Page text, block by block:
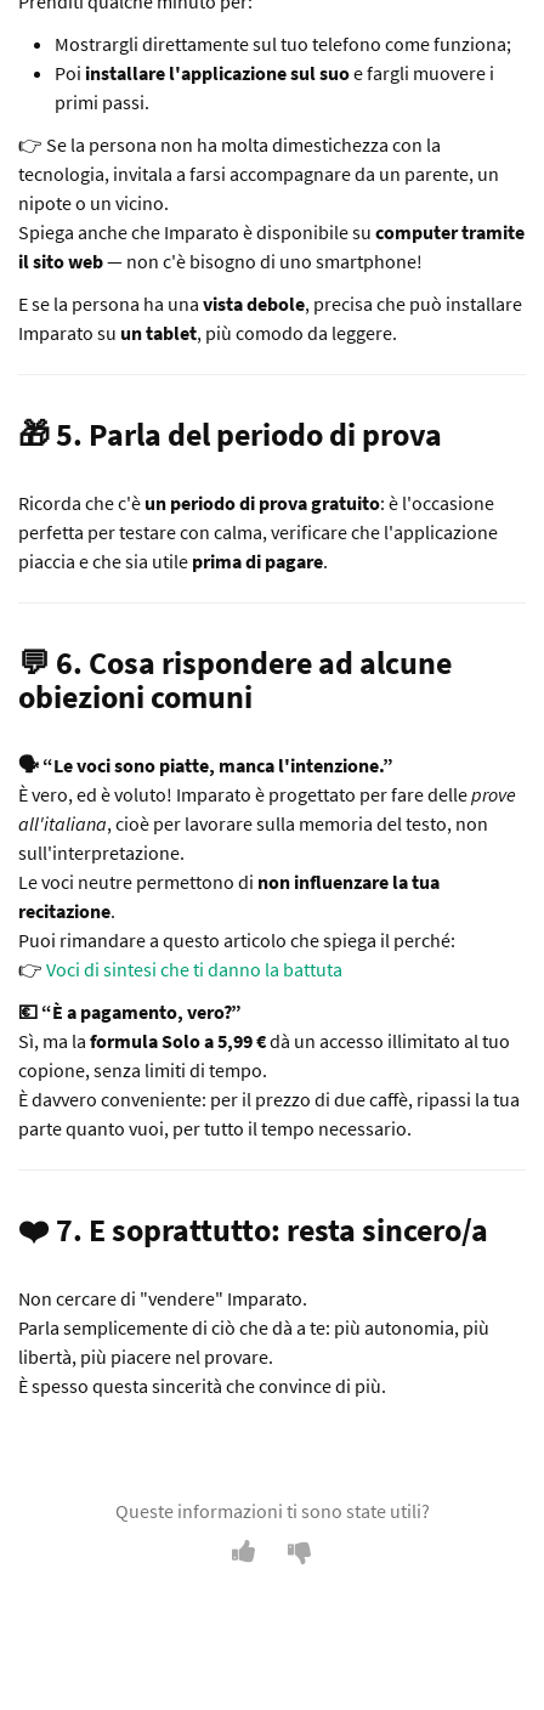
Mostrargli direttamente sul tuo telefono come funziona;
Poi installare l'applicazione sul suoe fargli muovere i
primi passi.
👉 Se la persona non ha molta dimestichezza con la
tecnologia, invitala a farsi accompagnare da un parente, un
nipote o un vicino.
Spiega anche che Imparato è disponibile su computer tramite
il sito web— non c'è bisogno di uno smartphone!
E se la persona ha una vista debole, precisa che può installare
Imparato su un tablet, più comodo da leggere.
🎁 5. Parla del periodo di prova
Ricorda che c'è un periodo di prova gratuito: è l'occasione
perfetta per testare con calma, verificare che l'applicazione
piaccia e che sia utile prima di pagare.
💬 6. Cosa rispondere ad alcune
obiezioni comuni
🗣️ “Le voci sono piatte, manca l'intenzione.”
È vero, ed è voluto! Imparato è progettato per fare delleprove
all'italiana, cioè per lavorare sulla memoria del testo, non
sull'interpretazione.
Le voci neutre permettono di non influenzare la tua
recitazione.
Puoi rimandare a questo articolo che spiega il perché:
👉 Voci di sintesi che ti danno la battuta
💶 “È a pagamento, vero?”
Sì, ma la formula Solo a 5,99 €dà un accesso illimitato al tuo
copione, senza limiti di tempo.
È davvero conveniente: per il prezzo di due caffè, ripassi la tua
parte quanto vuoi, per tutto il tempo necessario.
❤️ 7. E soprattutto: resta sincero/a
Non cercare di "vendere" Imparato.
Parla semplicemente di ciò che dà a te: più autonomia, più
libertà, più piacere nel provare.
È spesso questa sincerità che convince di più.
Queste informazioni ti sono state utili?